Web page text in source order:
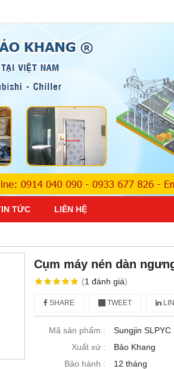
TỨC LIÊN HỆ
Cụm máy nén dàn
(1 đánh giá)
SHARE TWEET
Mã sản phẩm :
Sungjin SLPYC
Xuất xứ :
Bảo Khang
Bảo hành :
12 tháng